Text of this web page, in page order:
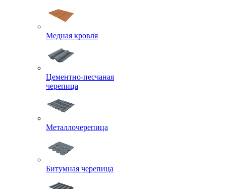
Медная кровля
Цементно-песчаная
черепица
Металлочерепица
Битумная черепица